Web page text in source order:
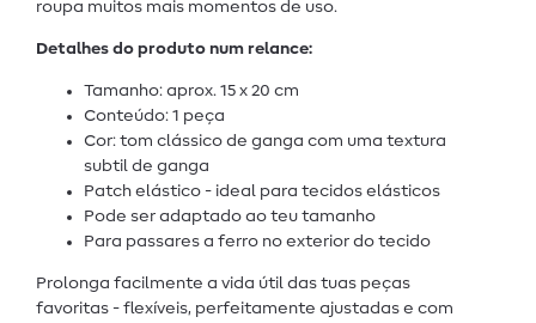
roupa muitos mais momentos de uso.
Detalhes do produto num relance:
Tamanho: aprox. 15 x 20 cm
Conteúdo: 1 peça
Cor: tom clássico de ganga com uma textura
subtil de ganga
Patch elástico - ideal para tecidos elásticos
Pode ser adaptado ao teu tamanho
Para passares a ferro no exterior do tecido
Prolonga facilmente a vida útil das tuas peças
favoritas - flexíveis, perfeitamente ajustadas e com